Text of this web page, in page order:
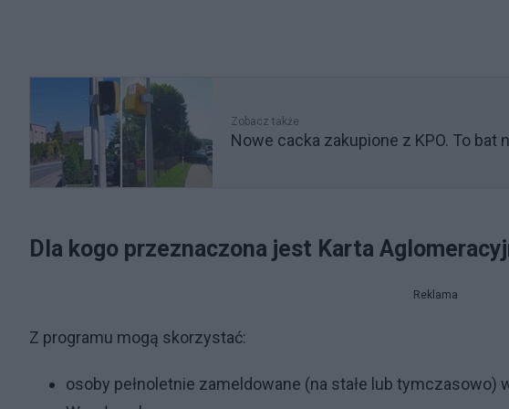
Zobacz także
Nowe cacka zakupione z KPO. To bat
Dla kogo przeznaczona jest Karta
Reklama
Z programu mogą skorzystać:
osoby pełnoletnie zameldowane (na stałe lub